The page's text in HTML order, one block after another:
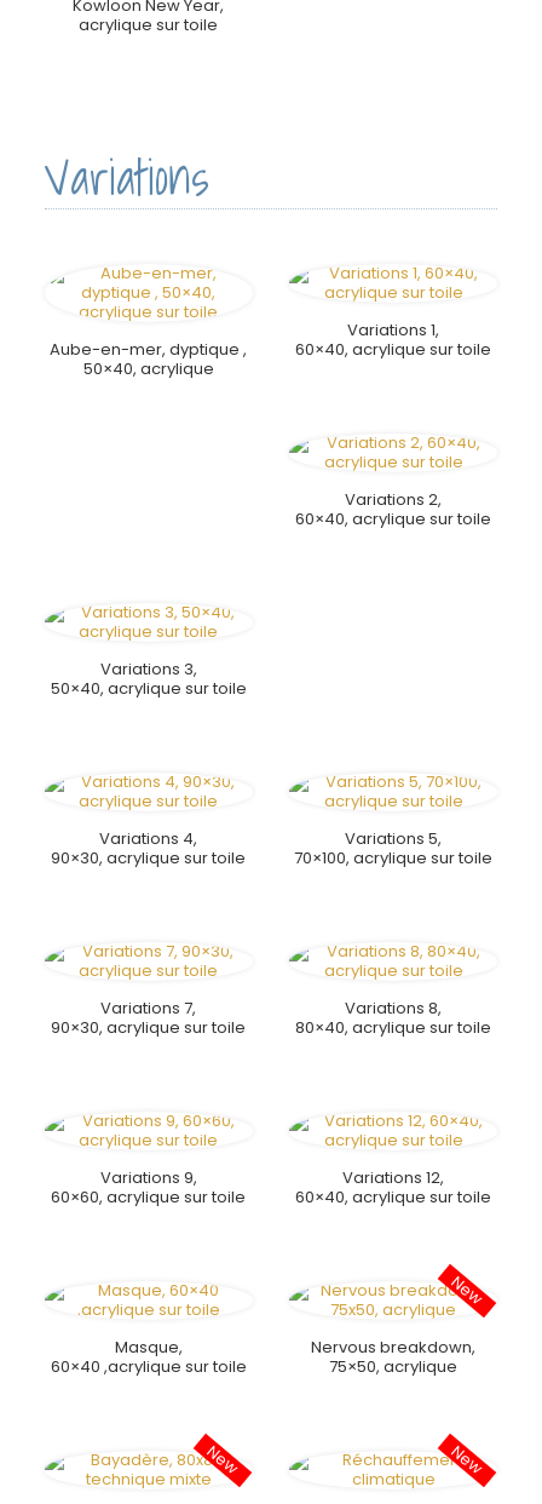
Kowloon New Year,
acrylique sur toile
Variations
Aube-en-mer, dyptique ,
50×40, acrylique
Variations 1,
60×40, acrylique sur toile
Variations 2,
60×40, acrylique sur toile
Variations 3,
50×40, acrylique sur toile
Variations 4,
90×30, acrylique sur toile
Variations 5,
70×100, acrylique sur toile
Variations 7,
90×30, acrylique sur toile
Variations 8,
80×40, acrylique sur toile
Variations 9,
60×60, acrylique sur toile
Variations 12,
60×40, acrylique sur toile
Masque,
60×40 ,acrylique sur toile
Nervous breakdown,
75×50, acrylique